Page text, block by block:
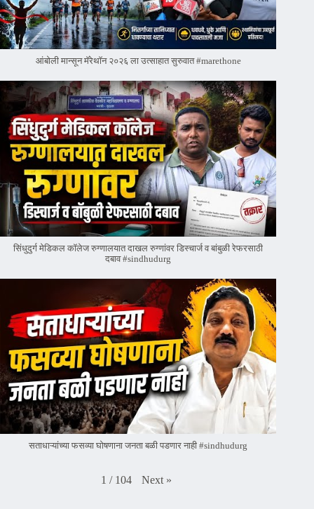
आंबोली मान्सून मॅरेथॉन २०२६ ला उत्साहात सुरुवात #marethone
सिंधुदुर्ग मेडिकल कॉलेज रुग्णालयात दाखल रुग्णांवर डिस्चार्ज व बांबुळी रेफरसाठी
दबाव #sindhudurg
सताधाऱ्यांच्या फसव्या घोषणाना जनता बळी पडणार नाही #sindhudurg
1 / 104 Next »